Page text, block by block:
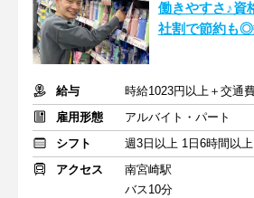
働きやすさ♪資
社割で節約も◎
給与
時給1023円以上＋交通
雇用形態
アルバイト・パート
シフト
週3日以上 1日6時間以上
アクセス
南宮崎駅
バス10分